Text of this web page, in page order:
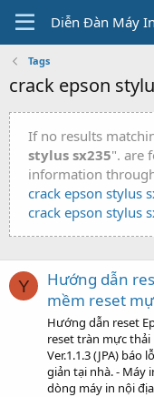
Diễn Đàn Máy
Tags
crack epson
If no results
stylus sx235". are
information
crack epson stylus
crack epson stylus
Y
Hướng dẫn
mềm reset
Hướng dẫn reset
reset tràn mực thải
Ver.1.1.3 (JPA)
giản tại nhà. - Máy
dòng máy in nội